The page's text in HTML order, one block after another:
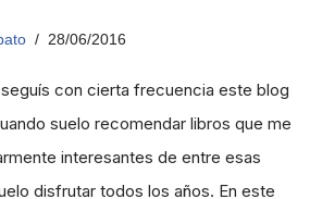
28/06/2016
con cierta frecuencia este blog
suelo recomendar libros que me
interesantes de entre esas
disfrutar todos los años. En este